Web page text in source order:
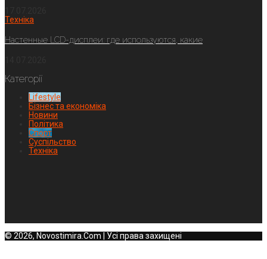
Техніка
Настенные LCD-дисплеи: где используются, какие
Категорії
Lifestyle
Бізнес та економіка
Новини
Політика
Спорт
Суспільство
Техніка
© 2026, Novostimira.Com | Усі права захищені